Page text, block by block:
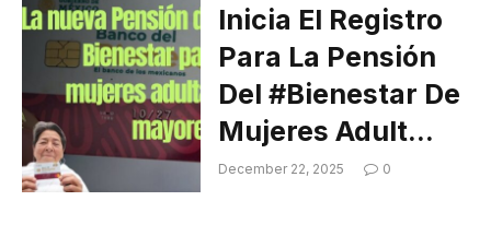
Inicia El Registro
Para La Pensión
Del #Bienestar De
Mujeres Adult…
December 22, 2025 0